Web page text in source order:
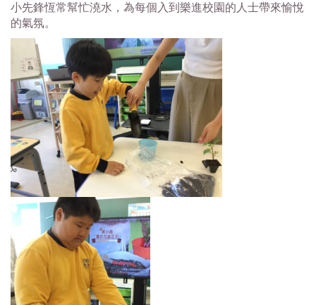
小先鋒恆常幫忙澆水，為每個入到樂進校園的人士帶來愉悅
的氣氛。